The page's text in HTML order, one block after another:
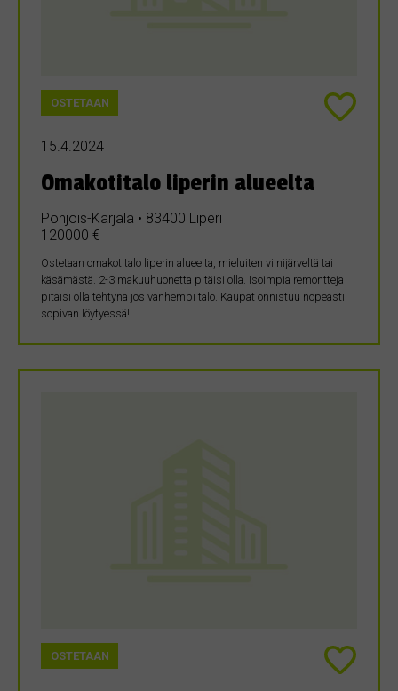
OSTETAAN
15.4.2024
Omakotitalo liperin alueelta
Pohjois-Karjala • 83400 Liperi
120000 €
Ostetaan omakotitalo liperin alueelta, mieluiten viinijärveltä tai
käsämästä. 2-3 makuuhuonetta pitäisi olla. Isoimpia remontteja
pitäisi olla tehtynä jos vanhempi talo. Kaupat onnistuu nopeasti
sopivan löytyessä!
OSTETAAN